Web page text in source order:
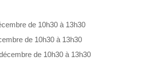
de 10h30 à 13h30
de 10h30 à 13h30
de 10h30 à 13h30